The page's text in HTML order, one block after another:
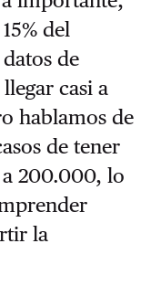
del
de
casi a
hablamos de
de tener
200.000, lo
la